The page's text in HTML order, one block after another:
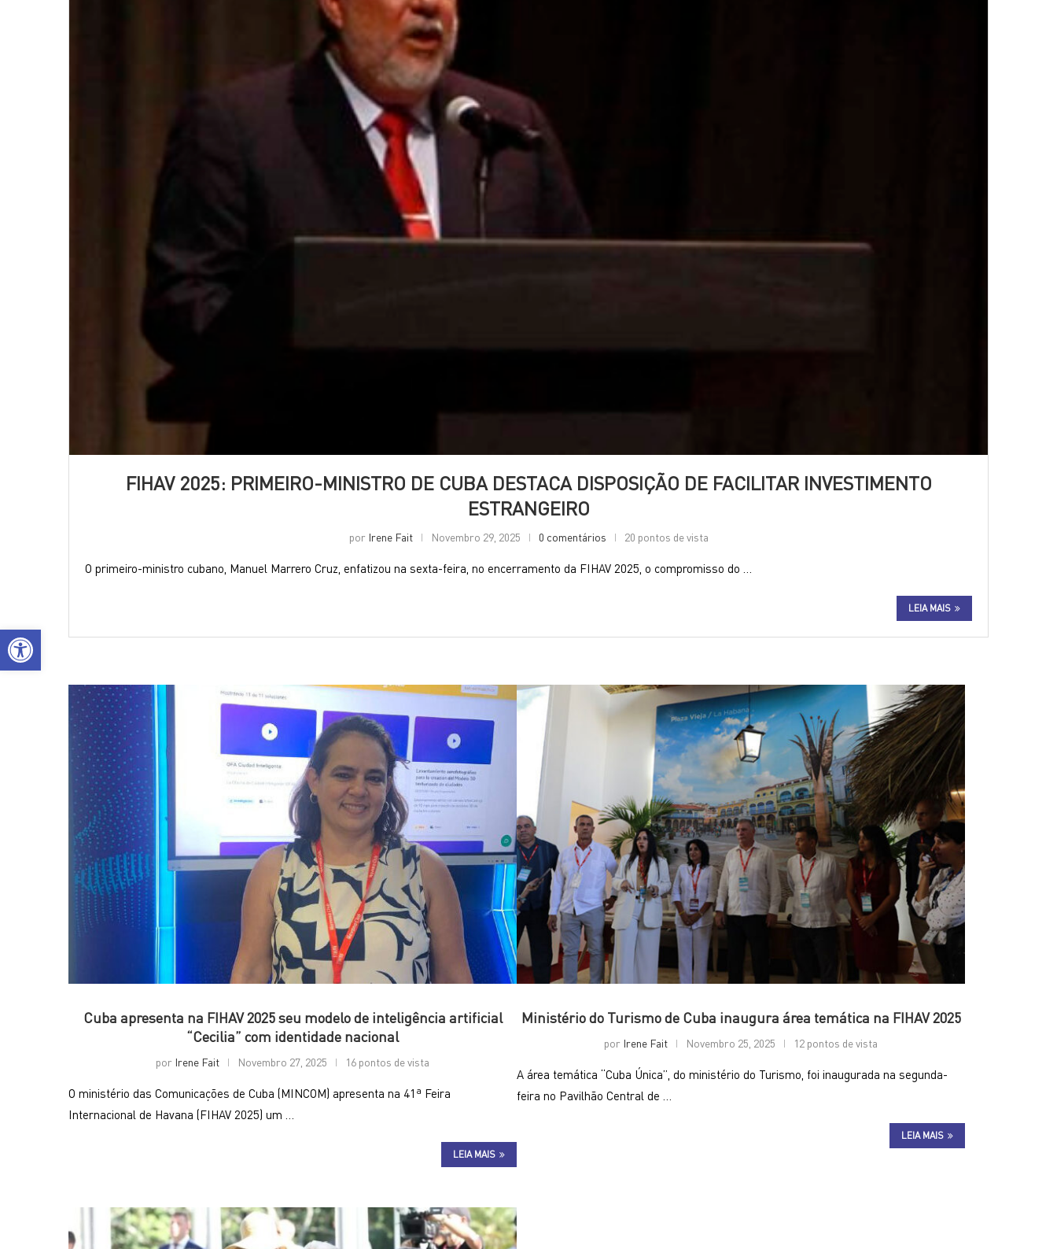
Open toolbar
FIHAV 2025: PRIMEIRO-MINISTRO DE CUBA DESTACA DISPOSIÇÃO DE FACILITAR INVESTIMENTO
ESTRANGEIRO
por Irene Fait Novembro 29, 2025 0 comentários 20 pontos de vista
O primeiro-ministro cubano, Manuel Marrero Cruz, enfatizou na sexta-feira, no encerramento da FIHAV 2025, o compromisso do …
LEIA MAIS
Cuba apresenta na FIHAV 2025 seu modelo de inteligência artificial
“Cecilia” com identidade nacional
por Irene Fait Novembro 27, 2025 16 pontos de vista
O ministério das Comunicações de Cuba (MINCOM) apresenta na 41ª Feira
Internacional de Havana (FIHAV 2025) um …
LEIA MAIS
Ministério do Turismo de Cuba inaugura área temática na FIHAV 2025
por Irene Fait Novembro 25, 2025 12 pontos de vista
A área temática “Cuba Única”, do ministério do Turismo, foi inaugurada na segunda-
feira no Pavilhão Central de …
LEIA MAIS